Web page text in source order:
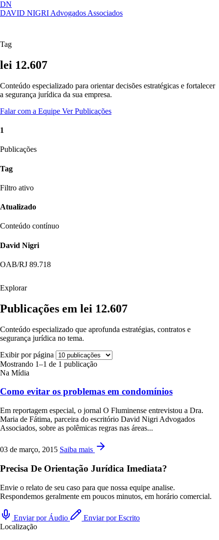
DN
DAVID NIGRI Advogados Associados
Artigos, sentenças, áreas de atuação,
Tag
lei 12.607
Conteúdo especializado para orientar decisões estratégicas e fortalecer
a segurança jurídica da sua empresa.
Falar com a Equipe Ver Publicações
1
Publicações
Tag
Filtro ativo
Atualizado
Conteúdo contínuo
David Nigri
OAB/RJ 89.718
Explorar
Publicações em lei 12.607
Conteúdo especializado que aprofunda estratégias, contratos e
segurança jurídica no tema.
Exibir por página
Mostrando 1–1 de 1 publicação
Na Mídia
Como evitar os problemas em condomínios
Em reportagem especial, o jornal O Fluminense entrevistou a Dra.
Maria de Fátima, parceira do escritório David Nigri Advogados
Associados, sobre as polêmicas regras nas áreas...
03 de março, 2015 Saiba mais
Precisa De Orientação Jurídica Imediata?
Envie o relato de seu caso para que nossa equipe analise.
Respondemos geralmente em poucos minutos, em horário comercial.
Enviar por Áudio
Enviar por Escrito
Localização